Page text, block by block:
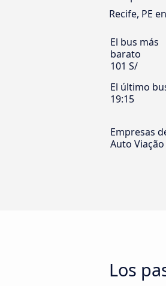
Recife, PE
El bus más
barato
101 S/
El último
19:15
Empresas
Auto
Los